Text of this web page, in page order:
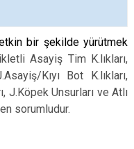
bir şekilde yürütmek
Asayiş Tim K.lıkları,
Kıyı Bot K.lıkları,
J.Köpek Unsurları ve Atlı
sorumludur.